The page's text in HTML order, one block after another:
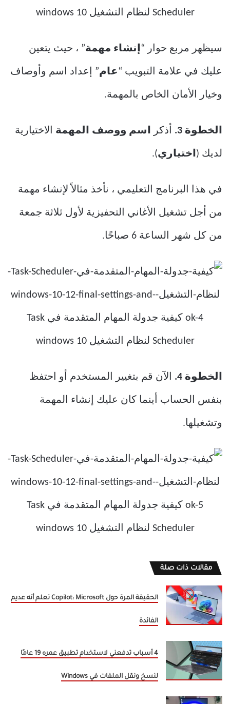
سيظهر مربع حوار “إنشاء مهمة” ، حيث يتعين
عليك في علامة التبويب “ عام” إعداد اسم وأوصاف
وخيار الأمان الخاص بالمهمة.
الخطوة 3. أذكر اسم ووصف المهمة الاختيارية
لديك (اختياري).
في هذا البرنامج التعليمي ، نأخذ مثالاً لإنشاء مهمة
من أجل تشغيل الأغاني التحفيزية لأول ثلاثة جمعة
من كل شهر الساعة 6 صباحًا.
الخطوة 4. الآن قم بتغيير المستخدم أو احتفظ
بنفس الحساب أينما كان عليك إنشاء المهمة
وتشغيلها.
مقالات ذات صلة
الحقيقة المرة حول Copilot: Microsoft تعلم أنه عديم
الفائدة
4 أسباب تدفعني لاستخدام تطبيق عمره 19 عامًا
لنسخ ونقل الملفات في Windows